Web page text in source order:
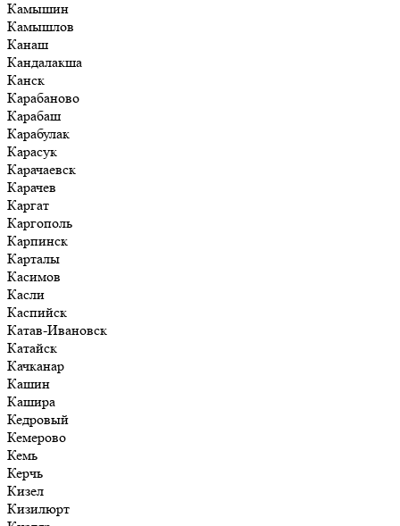
Камышин
Камышлов
Канаш
Кандалакша
Канск
Карабаново
Карабаш
Карабулак
Карасук
Карачаевск
Карачев
Каргат
Каргополь
Карпинск
Карталы
Касимов
Касли
Каспийск
Катав-Ивановск
Катайск
Качканар
Кашин
Кашира
Кедровый
Кемерово
Кемь
Керчь
Кизел
Кизилюрт